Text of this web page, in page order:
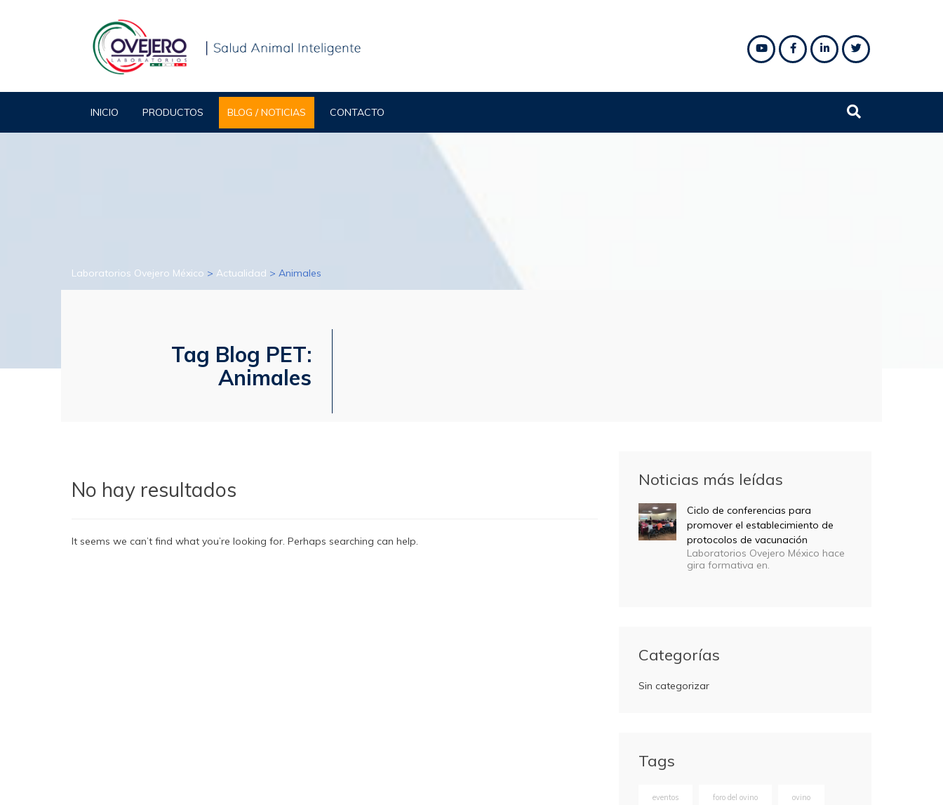
INICIO PRODUCTOS BLOG / NOTICIAS CONTACTO
Laboratorios Ovejero México > Actualidad > Animales
Tag Blog PET:
Animales
No hay resultados
It seems we can’t find what you’re looking for. Perhaps searching can help.
Noticias más leídas
Ciclo de conferencias para
promover el establecimiento de
protocolos de vacunación
Laboratorios Ovejero México hace
gira formativa en.
Categorías
Sin categorizar
Tags
eventos foro del ovino ovino